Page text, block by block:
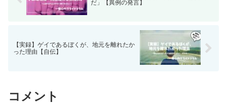
だ」【異例の発言】
【実録】ゲイであるぼくが、地元を離れたか
った理由【自伝】
コメント